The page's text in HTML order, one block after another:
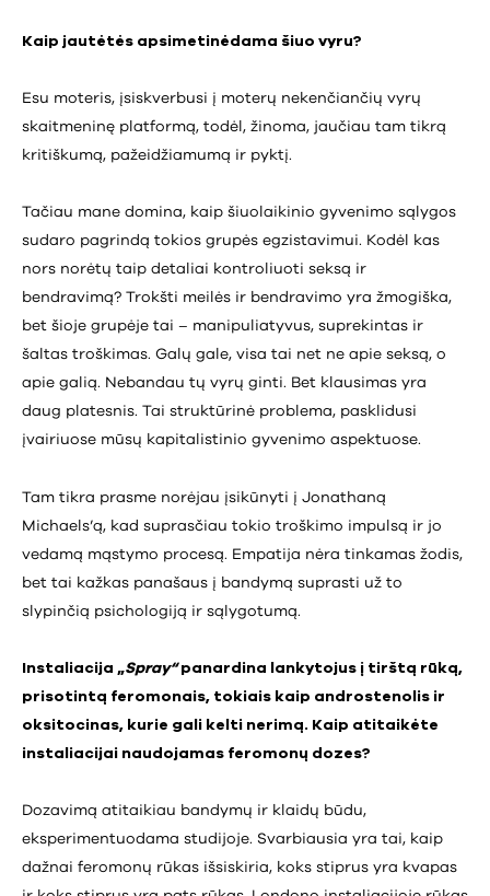
Kaip jautėtės apsimetinėdama šiuo vyru?
Esu moteris, įsiskverbusi į moterų nekenčiančių vyrų
skaitmeninę platformą, todėl, žinoma, jaučiau tam tikrą
kritiškumą, pažeidžiamumą ir pyktį.
Tačiau mane domina, kaip šiuolaikinio gyvenimo sąlygos
sudaro pagrindą tokios grupės egzistavimui. Kodėl kas
nors norėtų taip detaliai kontroliuoti seksą ir
bendravimą? Trokšti meilės ir bendravimo yra žmogiška,
bet šioje grupėje tai – manipuliatyvus, suprekintas ir
šaltas troškimas. Galų gale, visa tai net ne apie seksą, o
apie galią. Nebandau tų vyrų ginti. Bet klausimas yra
daug platesnis. Tai struktūrinė problema, pasklidusi
įvairiuose mūsų kapitalistinio gyvenimo aspektuose.
Tam tikra prasme norėjau įsikūnyti į Jonathaną
Michaels’ą, kad suprasčiau tokio troškimo impulsą ir jo
vedamą mąstymo procesą. Empatija nėra tinkamas žodis,
bet tai kažkas panašaus į bandymą suprasti už to
slypinčią psichologiją ir sąlygotumą.
Instaliacija „Spray“panardina lankytojus į tirštą rūką,
prisotintą feromonais, tokiais kaip androstenolis ir
oksitocinas, kurie gali kelti nerimą. Kaip atitaikėte
instaliacijai naudojamas feromonų dozes?
Dozavimą atitaikiau bandymų ir klaidų būdu,
eksperimentuodama studijoje. Svarbiausia yra tai, kaip
dažnai feromonų rūkas išsiskiria, koks stiprus yra kvapas